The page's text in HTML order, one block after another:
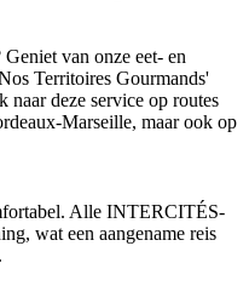
van onze eet- en
Territoires Gourmands'
deze service op routes
Marseille, maar ook op
Alle INTERCITÉS-
wat een aangename reis